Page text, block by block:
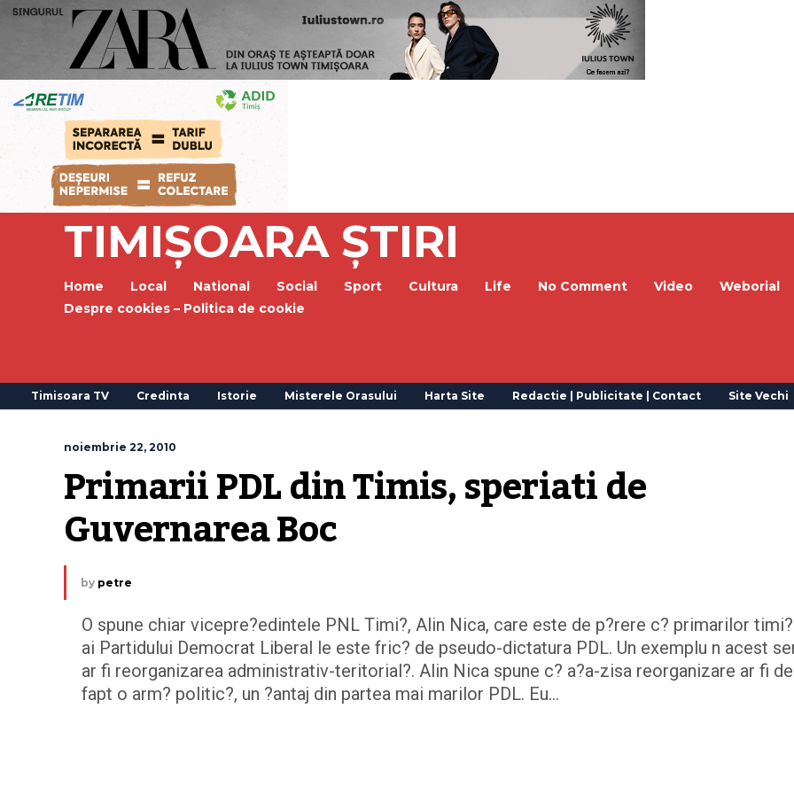
TIMIȘOARA ȘTIRI
Home Local National Social Sport Cultura Life No Comment Video
Weborial
Despre cookies – Politica de cookie
Timisoara TV Credinta Istorie Misterele Orasului Harta Site Redactie | Publicitate | Contact Site Vechi
noiembrie 22, 2010
Primarii PDL din Timis, speriati de
Guvernarea Boc
by petre
O spune chiar vicepre?edintele PNL Timi?, Alin Nica, care este de p?rere c? primarilor
ai Partidului Democrat Liberal le este fric? de pseudo-dictatura PDL. Un exemplu n acest
ar fi reorganizarea administrativ-teritorial?. Alin Nica spune c? a?a-zisa reorganizare ar fi de
fapt o arm? politic?, un ?antaj din partea mai marilor PDL. Eu…